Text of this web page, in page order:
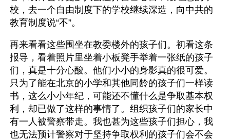
校，去一个自由制度下的学校继续深造，向中共的
教育制度说“不”。
再来看看这些围坐在教委楼外的孩子们。初看这条
报导，看着照片里坐着小板凳手举着一张纸的孩子
们，真是十分心酸。他们小小的身影真的很可爱。
只为了能在北京的小学和其他同龄的孩子们一样读
书，这么小小年纪，可能还不懂什么是争取基本权
利，却已做了这样的事情了。组织孩子们的家长中
有一人被警察带走。我也甚为这些孩子们担心，我
也无法预计警察对于坚持争取权利的孩子们会不会